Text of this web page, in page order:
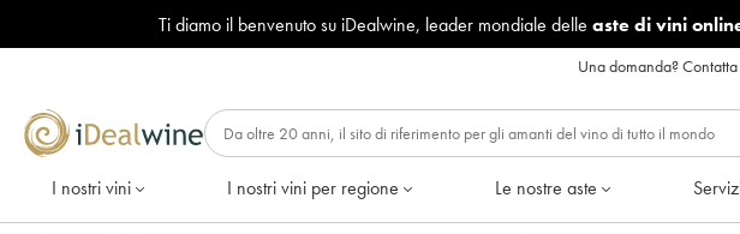
Ti diamo il benvenuto su iDealwine, leader mondiale delle aste di vini
Una domanda?
I nostri vini I nostri vini per regione Le nostre aste